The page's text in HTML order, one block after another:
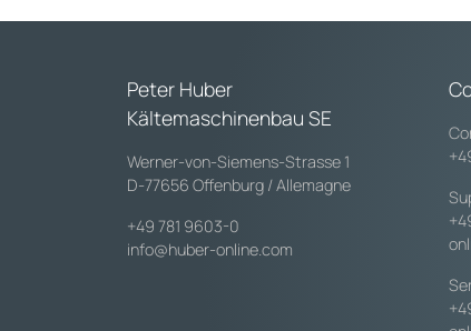
Peter Huber
Kältemaschinenbau SE
Werner-von-Siemens-Strasse 1
D-77656 Offenburg / Allemagne
+49 781 9603-0
info@huber-online.com